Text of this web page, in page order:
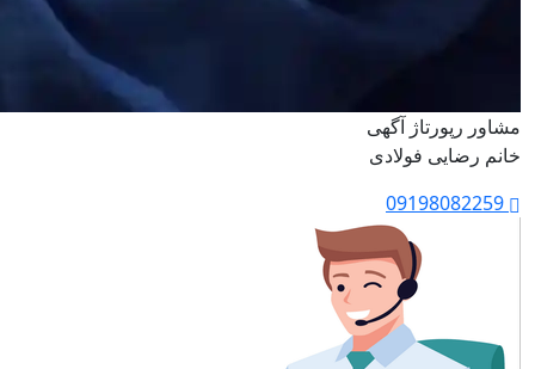
مشاور رپورتاژ آگهی
خانم رضایی فولادی